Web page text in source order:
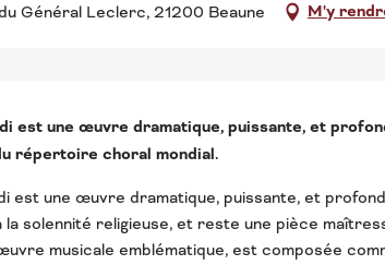
Général Leclerc, 21200 Beaune M'y
est une œuvre dramatique, puissante, et
répertoire choral mondial.
est une œuvre dramatique, puissante, et
la solennité religieuse, et reste une pièce
musicale emblématique, est composée